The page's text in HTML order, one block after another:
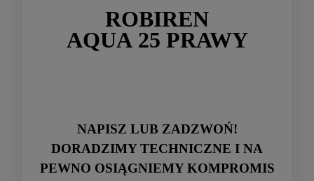
ROBIREN
AQUA 25 PRAWY
NAPISZ LUB ZADZWOŃ!
DORADZIMY TECHNICZNE I NA
PEWNO OSIĄGNIEMY KOMPROMIS